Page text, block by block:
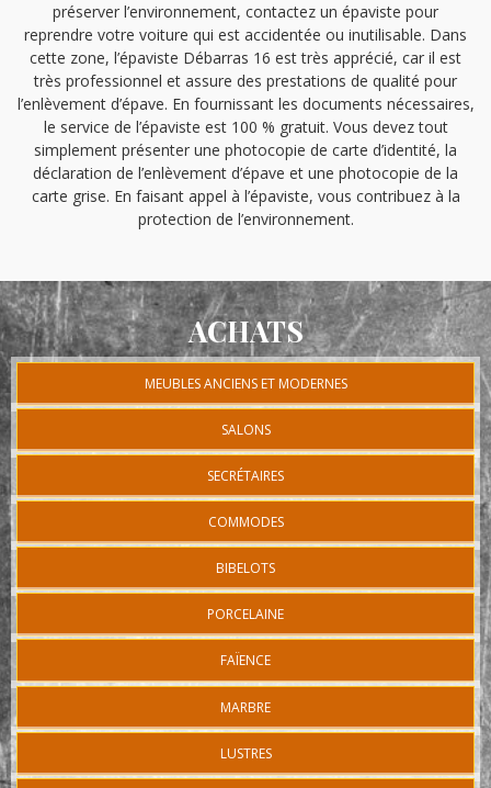
préserver l’environnement, contactez un épaviste pour
reprendre votre voiture qui est accidentée ou inutilisable. Dans
cette zone, l’épaviste Débarras 16 est très apprécié, car il est
très professionnel et assure des prestations de qualité pour
l’enlèvement d’épave. En fournissant les documents nécessaires,
le service de l’épaviste est 100 % gratuit. Vous devez tout
simplement présenter une photocopie de carte d’identité, la
déclaration de l’enlèvement d’épave et une photocopie de la
carte grise. En faisant appel à l’épaviste, vous contribuez à la
protection de l’environnement.
ACHATS
MEUBLES ANCIENS ET MODERNES
SALONS
SECRÉTAIRES
COMMODES
BIBELOTS
PORCELAINE
FAÏENCE
MARBRE
LUSTRES